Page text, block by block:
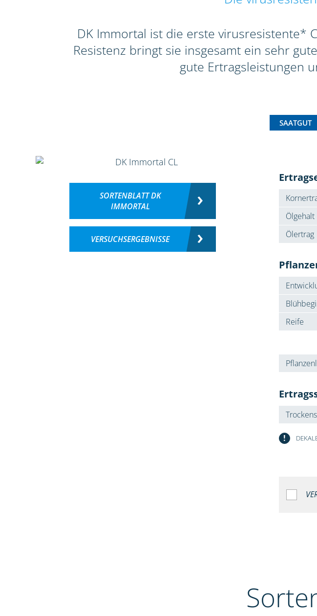
DK Immortal ist die erste virusresistente*
Resistenz bringt sie insgesamt ein sehr
gute Ertragsleistungen
SAATGUT
SORTENBLATT DK
IMMORTAL
VERSUCHSERGEBNISSE
Ölgehalt
Ölertrag
Reife
!